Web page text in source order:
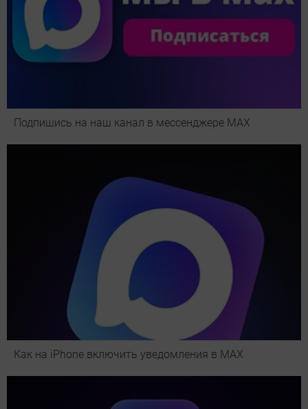
Подпишись на наш канал в мессенджере МАХ
Как на iPhone включить уведомления в MAX